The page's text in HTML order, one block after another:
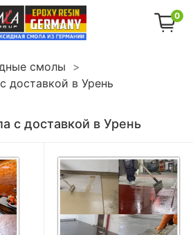
0
смолы
доставкой в Урень
с доставкой в Урень